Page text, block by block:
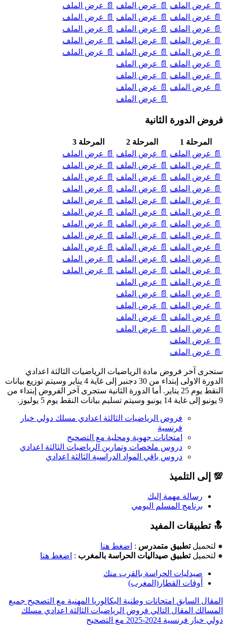
📄 عرض الملف 📄 عرض الملف 📄 عرض الملف
📄 عرض الملف 📄 عرض الملف 📄 عرض الملف
📄 عرض الملف 📄 عرض الملف 📄 عرض الملف
📄 عرض الملف 📄 عرض الملف 📄 عرض الملف
📄 عرض الملف 📄 عرض الملف 📄 عرض الملف
📄 عرض الملف 📄 عرض الملف
📄 عرض الملف 📄 عرض الملف
📄 عرض الملف 📄 عرض الملف
📄 عرض الملف
فروض الدورة الثانية
المرحلة 1 المرحلة 2
المرحلة 3
📄 عرض الملف 📄 عرض الملف 📄 عرض الملف
📄 عرض الملف 📄 عرض الملف 📄 عرض الملف
📄 عرض الملف 📄 عرض الملف 📄 عرض الملف
📄 عرض الملف 📄 عرض الملف 📄 عرض الملف
📄 عرض الملف 📄 عرض الملف 📄 عرض الملف
📄 عرض الملف 📄 عرض الملف 📄 عرض الملف
📄 عرض الملف 📄 عرض الملف 📄 عرض الملف
📄 عرض الملف 📄 عرض الملف 📄 عرض الملف
📄 عرض الملف 📄 عرض الملف 📄 عرض الملف
📄 عرض الملف 📄 عرض الملف 📄 عرض الملف
📄 عرض الملف 📄 عرض الملف 📄 عرض الملف
📄 عرض الملف 📄 عرض الملف
📄 عرض الملف 📄 عرض الملف
📄 عرض الملف 📄 عرض الملف
📄 عرض الملف 📄 عرض الملف
📄 عرض الملف 📄 عرض الملف
📄 عرض الملف
📄 عرض الملف
ستجرى آخر فروض مادة الرياضيات الرياضيات الثالثة اعدادي
الدورة الاولى إبتداء من 30 دجنبر إلى غاية 4 يناير وسيتم توزيع بيانات
النقط يوم 25 يناير. أما الدورة الثانية ستجرى آخر الفروض إبتداء من
9 يونيو إلى غاية 14 يونيو وسيتم تسليم بيانات النقط يوم 5 يوليوز.
فروض الرياضيات الثالثة اعدادي مسلك دولي خيار
فرنسية
امتحانات جهوية ومحلية مع التصحيح
دروس ملخصات وتمارين الرياضيات الثالثة اعدادي
دروس باقي المواد الدراسية الثالثة اعدادي
💯 إلى التلميذ
رسالة مهمة إليك
برنامج المسلم اليومي
🔝 تطبيقات المفيد
● لتحميلتطبيق متمدرس : اضغط هنا
● لتحميلتطبيق صيداليات الحراسة بالمغرب : اضغط هنا
صيدليات الحراسة بالقرب منك
أوقات القطار(المغرب)
المقال السابق امتحانات وطنية البكالوريا المهنية مع التصحيح جميع
المسالك المقال التالي فروض الرياضيات الثالثة اعدادي مسلك
دولي خيار فرنسية 2024-2025 مع التصحيح